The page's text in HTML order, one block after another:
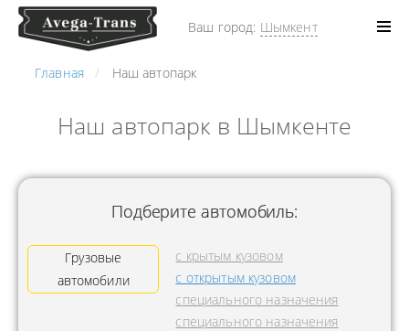
Ваш город: Шымкент
Главная Наш автопарк
Наш автопарк в Шымкенте
Подберите автомобиль:
Грузовые
автомобили
с крытым кузовом
с открытым кузовом
специального назначения
специального назначения